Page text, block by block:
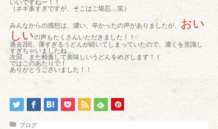
いいですねー！！
（ネギ多すぎですが、そこはご堪忍…笑）
みんなからの感想は、濃い、辛かったの声がありましたが、
おい
しいの声もたくさんいただきました！！
過去2回、薄すぎるうどんが続いてしまっていたので、濃くを意識し
すぎちゃいましたね…
次回、また精進して美味しいうどんをめざします！！
ではこのあたりで！
ありがとうございました！！
ブログ